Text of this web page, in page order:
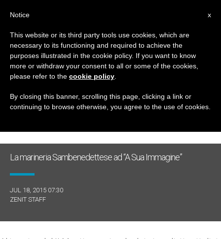
GIORNO
Luglio 18th, 2015
ULTIME NOTIZIE
La marineria Sambenedettese ad “A Sua Immagine”
JUL 18, 2015 07:30
ZENIT STAFF
x
Notice
This website or its third party tools use cookies, which are
necessary to its functioning and required to achieve the
purposes illustrated in the cookie policy. If you want to know
more or withdraw your consent to all or some of the cookies,
please refer to the cookie policy
By closing this banner, scrolling this page, clicking a link or
continuing to browse otherwise, you agree to the use of cookies.